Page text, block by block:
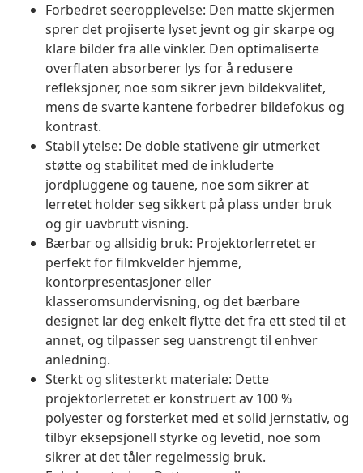
Forbedret seeropplevelse: Den matte skjermen
sprer det projiserte lyset jevnt og gir skarpe og
klare bilder fra alle vinkler. Den optimaliserte
overflaten absorberer lys for å redusere
refleksjoner, noe som sikrer jevn bildekvalitet,
mens de svarte kantene forbedrer bildefokus og
kontrast.
Stabil ytelse: De doble stativene gir utmerket
støtte og stabilitet med de inkluderte
jordpluggene og tauene, noe som sikrer at
lerretet holder seg sikkert på plass under bruk
og gir uavbrutt visning.
Bærbar og allsidig bruk: Projektorlerretet er
perfekt for filmkvelder hjemme,
kontorpresentasjoner eller
klasseromsundervisning, og det bærbare
designet lar deg enkelt flytte det fra ett sted til et
annet, og tilpasser seg uanstrengt til enhver
anledning.
Sterkt og slitesterkt materiale: Dette
projektorlerretet er konstruert av 100 %
polyester og forsterket med et solid jernstativ, og
tilbyr eksepsjonell styrke og levetid, noe som
sikrer at det tåler regelmessig bruk.